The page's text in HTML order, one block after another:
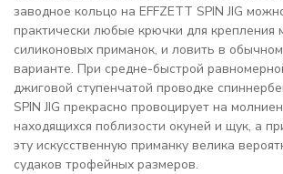
заводное кольцо на EFFZETT SPIN JIG
практически любые крючки для крепления
силиконовых приманок, и ловить в
варианте. При средне-быстрой
джиговой ступенчатой проводке
SPIN JIG прекрасно провоцирует на
находящихся поблизости окуней и щук, а
эту искусственную приманку велика
судаков трофейных размеров.